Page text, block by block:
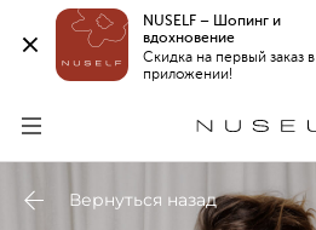
NUSELF – Шопинг и
вдохновение
Скидка на первый заказ в
приложении!
Вернуться назад